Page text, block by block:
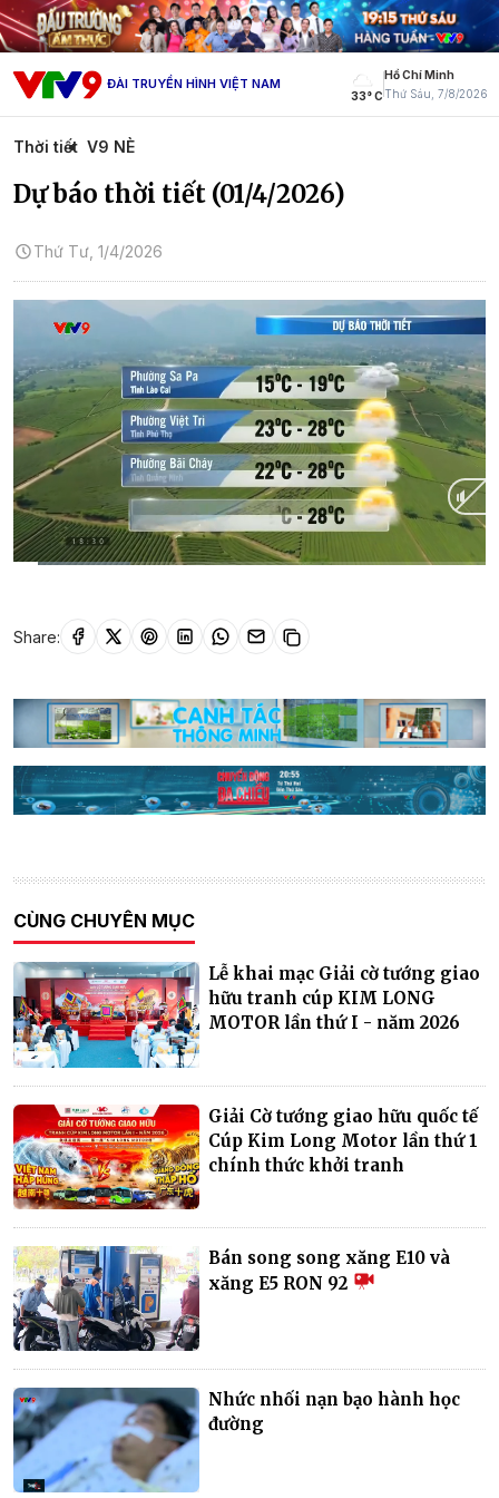
ĐÀI TRUYỀN HÌNH VIỆT NAM
33° C
Hồ Chí Minh
Thứ Sáu, 7/8/2026
Thời tiết V9 NÈ
Dự báo thời tiết (01/4/2026)
Thứ Tư, 1/4/2026
Share:
CÙNG CHUYÊN MỤC
Lễ khai mạc Giải cờ tướng giao
hữu tranh cúp KIM LONG
MOTOR lần thứ I - năm 2026
Giải Cờ tướng giao hữu quốc tế
Cúp Kim Long Motor lần thứ 1
chính thức khởi tranh
Bán song song xăng E10 và
xăng E5 RON 92
Nhức nhối nạn bạo hành học
đường